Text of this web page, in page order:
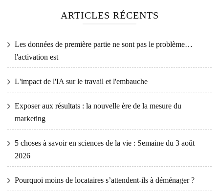
ARTICLES RÉCENTS
Les données de première partie ne sont pas le problème…
l'activation est
L'impact de l'IA sur le travail et l'embauche
Exposer aux résultats : la nouvelle ère de la mesure du
marketing
5 choses à savoir en sciences de la vie : Semaine du 3 août
2026
Pourquoi moins de locataires s’attendent-ils à déménager ?